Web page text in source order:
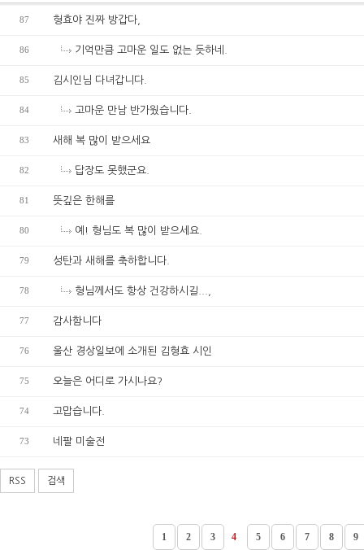
87 형효야 진짜 방갑다,
86 기억만큼 고마운 일도 없는 듯하네.
85 김시인님 다녀갑니다.
84 고마운 만남 반가웠습니다.
83 새해 복 많이 받으세요
82 답장도 못했군요.
81 뜻깊은 한해를
80 예! 형님도 복 많이 받으세요.
79 성탄과 새해를 축하합니다.
78 형님께서도 항상 건강하시길...,
77 감사함니다
76 울산 경상일보에 소개된 김형효 시인
75 오늘은 어디로 가시나요?
74 고맙습니다.
73 네팔 미술전
RSS 검색
1 2 3 4 5 6 7 8 9